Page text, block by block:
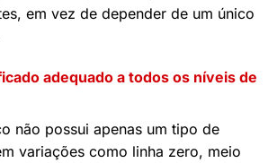
em vez de depender de um único
adequado a todos os níveis de
não possui apenas um tipo de
variações como linha zero, meio